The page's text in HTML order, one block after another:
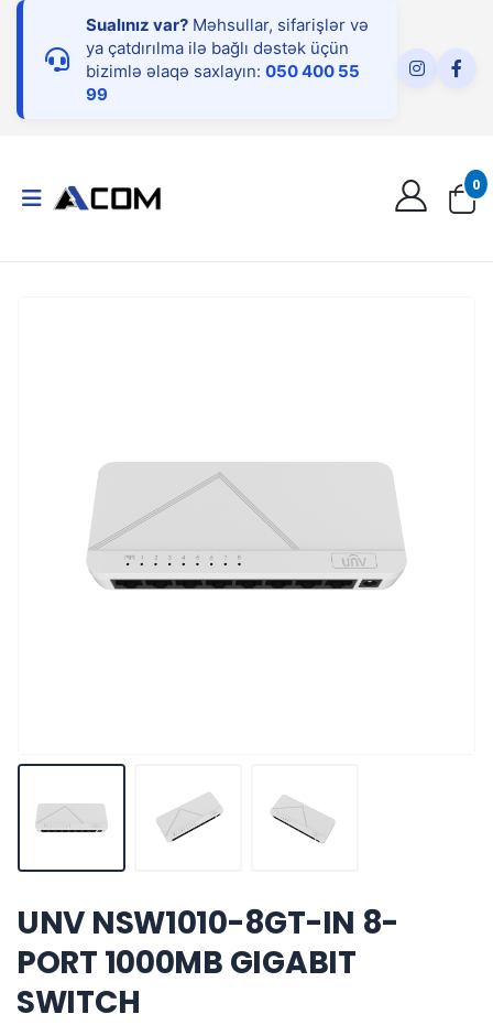
Sualınız var? Məhsullar, sifarişlər və
ya çatdırılma ilə bağlı dəstək üçün
bizimlə əlaqə saxlayın: 050 400 55
99
0
UNV NSW1010-8GT-IN 8-
PORT 1000MB GIGABIT
SWITCH